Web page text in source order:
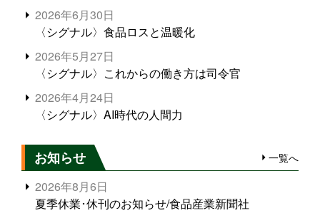
2026年6月30日
〈シグナル〉食品ロスと温暖化
2026年5月27日
〈シグナル〉これからの働き方は司令官
2026年4月24日
〈シグナル〉AI時代の人間力
お知らせ 一覧へ
2026年8月6日
夏季休業･休刊のお知らせ/食品産業新聞社